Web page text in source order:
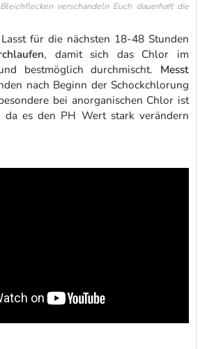
verschandeln Euch dauerhaft die
für die nächsten 18-48 Stunden
, damit sich das Chlor im
bestmöglich durchmischt. Messt
nach Beginn der Schockchlorung
bei anorganischen Chlor ist
da es den PH Wert stark verändern